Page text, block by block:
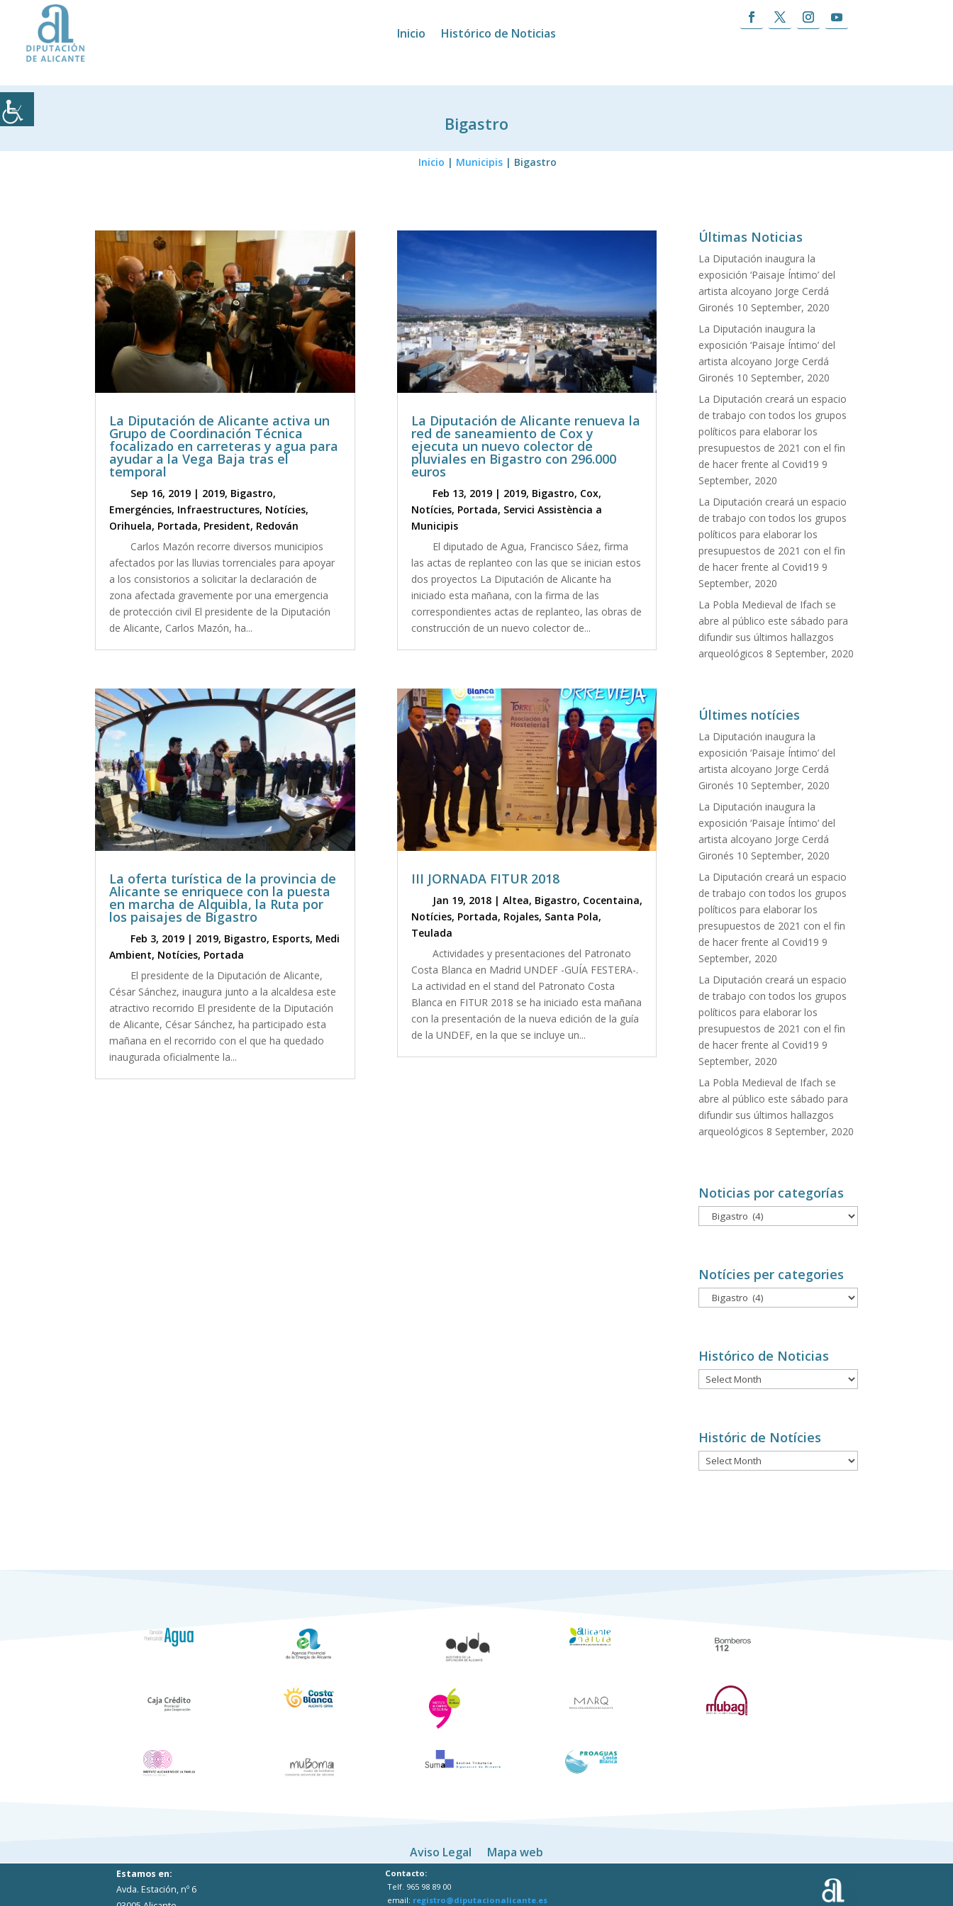
Inicio Histórico de Noticias
Bigastro
Inicio | Municipis| Bigastro
La Diputación de Alicante activa un
Grupo de Coordinación Técnica
focalizado en carreteras y agua para
ayudar a la Vega Baja tras el
temporal
Sep 16, 2019 | 2019, Bigastro,
Emergéncies, Infraestructures, Notícies,
Orihuela, Portada, President, Redován
Carlos Mazón recorre diversos municipios
afectados por las lluvias torrenciales para apoyar
a los consistorios a solicitar la declaración de
zona afectada gravemente por una emergencia
de protección civil El presidente de la Diputación
de Alicante, Carlos Mazón, ha...
La oferta turística de la provincia de
Alicante se enriquece con la puesta
en marcha de Alquibla, la Ruta por
los paisajes de Bigastro
Feb 3, 2019 | 2019, Bigastro, Esports, Medi
Ambient, Notícies, Portada
El presidente de la Diputación de Alicante,
César Sánchez, inaugura junto a la alcaldesa este
atractivo recorrido El presidente de la Diputación
de Alicante, César Sánchez, ha participado esta
mañana en el recorrido con el que ha quedado
inaugurada oficialmente la...
La Diputación de Alicante renueva la
red de saneamiento de Cox y
ejecuta un nuevo colector de
pluviales en Bigastro con 296.000
euros
Feb 13, 2019| 2019, Bigastro, Cox,
Notícies, Portada, Servici Assistència a
Municipis
El diputado de Agua, Francisco Sáez, firma
las actas de replanteo con las que se inician estos
dos proyectos La Diputación de Alicante ha
iniciado esta mañana, con la firma de las
correspondientes actas de replanteo, las obras de
construcción de un nuevo colector de...
III JORNADA FITUR 2018
Jan 19, 2018| Altea, Bigastro, Cocentaina,
Notícies, Portada, Rojales, Santa Pola,
Teulada
Actividades y presentaciones del Patronato
Costa Blanca en Madrid UNDEF -GUÍA FESTERA-.
La actividad en el stand del Patronato Costa
Blanca en FITUR 2018 se ha iniciado esta mañana
con la presentación de la nueva edición de la guía
de la UNDEF, en la que se incluye un...
Últimas Noticias
La Diputación inaugura la
exposición ‘Paisaje Íntimo’ del
artista alcoyano Jorge Cerdá
Gironés 10 September, 2020
La Diputación inaugura la
exposición ‘Paisaje Íntimo’ del
artista alcoyano Jorge Cerdá
Gironés 10 September, 2020
La Diputación creará un espacio
de trabajo con todos los grupos
políticos para elaborar los
presupuestos de 2021 con el fin
de hacer frente al Covid19 9
September, 2020
La Diputación creará un espacio
de trabajo con todos los grupos
políticos para elaborar los
presupuestos de 2021 con el fin
de hacer frente al Covid19 9
September, 2020
La Pobla Medieval de Ifach se
abre al público este sábado para
difundir sus últimos hallazgos
arqueológicos 8 September, 2020
Últimes notícies
La Diputación inaugura la
exposición ‘Paisaje Íntimo’ del
artista alcoyano Jorge Cerdá
Gironés 10 September, 2020
La Diputación inaugura la
exposición ‘Paisaje Íntimo’ del
artista alcoyano Jorge Cerdá
Gironés 10 September, 2020
La Diputación creará un espacio
de trabajo con todos los grupos
políticos para elaborar los
presupuestos de 2021 con el fin
de hacer frente al Covid19 9
September, 2020
La Diputación creará un espacio
de trabajo con todos los grupos
políticos para elaborar los
presupuestos de 2021 con el fin
de hacer frente al Covid19 9
September, 2020
La Pobla Medieval de Ifach se
abre al público este sábado para
difundir sus últimos hallazgos
arqueológicos 8 September, 2020
Noticias por categorías
Noticias
por
Notícies per categories
Notícies
per
Histórico de Noticias
Histórico
de
Históric de Notícies
Históric
de
Aviso Legal Mapa web
Estamos en:
Avda. Estación, nº 6
Contacto:
Telf. 965 98 89 00
email: registro@diputacionalicante.es